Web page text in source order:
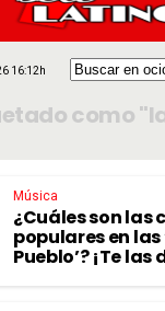
16:12h
como
Música
¿Cuáles son las
populares en las
Pueblo’? ¡Te